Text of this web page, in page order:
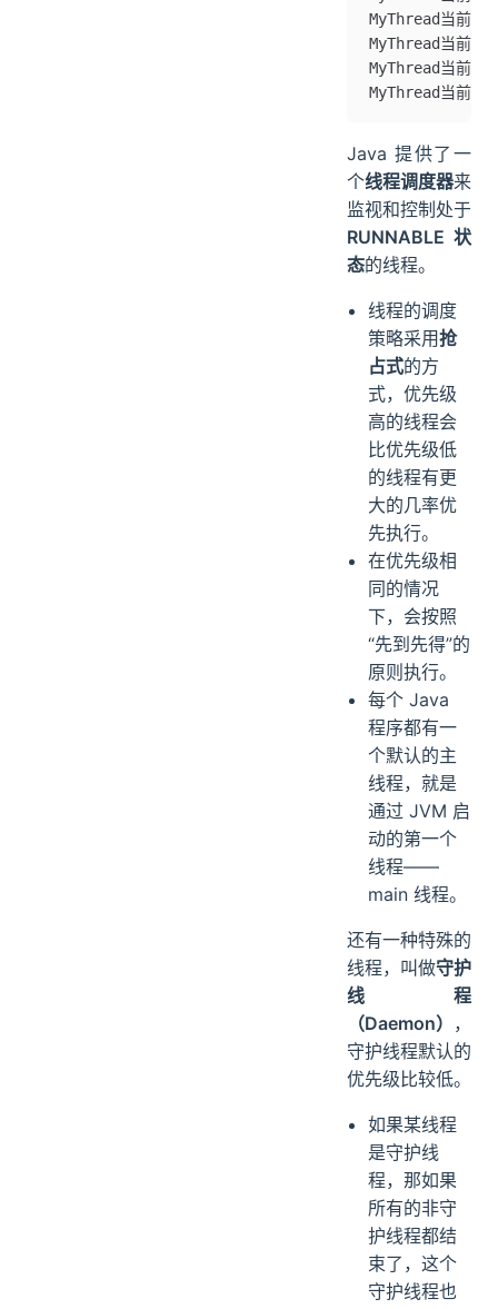
MyThread当前线
MyThread当前线
MyThread当前线
MyThread当前线
Java 提供了一
个线程调度器来
监视和控制处于
RUNNABLE 状
态的线程。
线程的调度
策略采用抢
占式的方
式，优先级
高的线程会
比优先级低
的线程有更
大的几率优
先执行。
在优先级相
同的情况
下，会按照
“先到先得”的
原则执行。
每个 Java
程序都有一
个默认的主
线程，就是
通过 JVM 启
动的第一个
线程——
main 线程。
还有一种特殊的
线程，叫做守护
线程
（Daemon） ，
守护线程默认的
优先级比较低。
如果某线程
是守护线
程，那如果
所有的非守
护线程都结
束了，这个
守护线程也